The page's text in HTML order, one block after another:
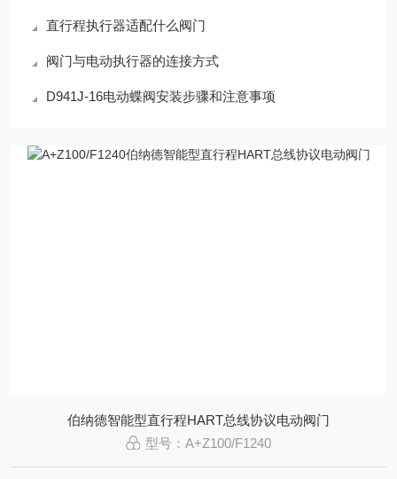
直行程执行器适配什么阀门
阀门与电动执行器的连接方式
D941J-16电动蝶阀安装步骤和注意事项
伯纳德智能型直行程HART总线协议电动阀门
型号：A+Z100/F1240